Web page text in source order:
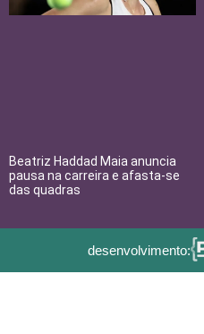
Beatriz Haddad Maia anuncia
pausa na carreira e afasta-se
das quadras
desenvolvimento: